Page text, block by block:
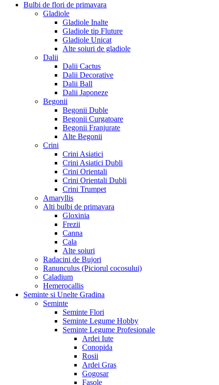
Bulbi de flori de primavara
Gladiole
Gladiole Inalte
Gladiole tip Fluture
Gladiole Unicat
Alte soiuri de gladiole
Dalii
Dalii Cactus
Dalii Decorative
Dalii Ball
Dalii Japoneze
Begonii
Begonii Duble
Begonii Curgatoare
Begonii Franjurate
Alte Begonii
Crini
Crini Asiatici
Crini Asiatici Dubli
Crini Orientali
Crini Orientali Dubli
Crini Trumpet
Amaryllis
Alti bulbi de primavara
Gloxinia
Frezii
Canna
Cala
Alte soiuri
Radacini de Bujori
Ranunculus (Piciorul cocosului)
Caladium
Hemerocallis
Seminte si Unelte Gradina
Seminte
Seminte Flori
Seminte Legume Hobby
Seminte Legume Profesionale
Ardei Iute
Conopida
Rosii
Ardei Gras
Gogosar
Fasole